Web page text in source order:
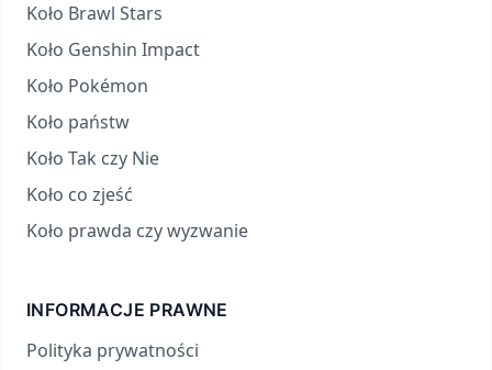
Koło Brawl Stars
Koło Genshin Impact
Koło Pokémon
Koło państw
Koło Tak czy Nie
Koło co zjeść
Koło prawda czy wyzwanie
INFORMACJE PRAWNE
Polityka prywatności